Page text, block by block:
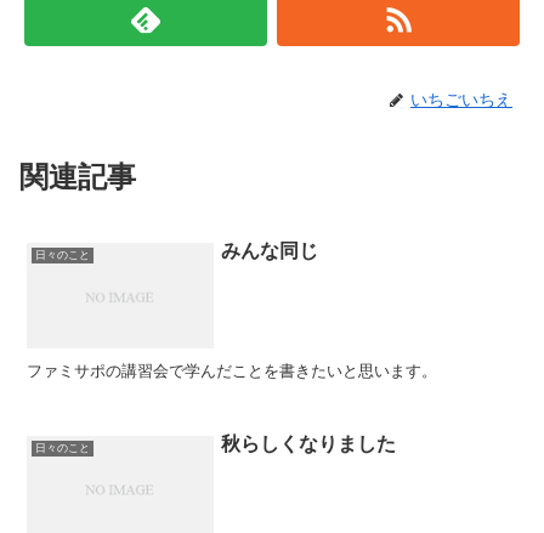
いちごいちえ
関連記事
日々のこと みんな同じ
ファミサポの講習会で学んだことを書きたいと思います。
日々のこと 秋らしくなりました